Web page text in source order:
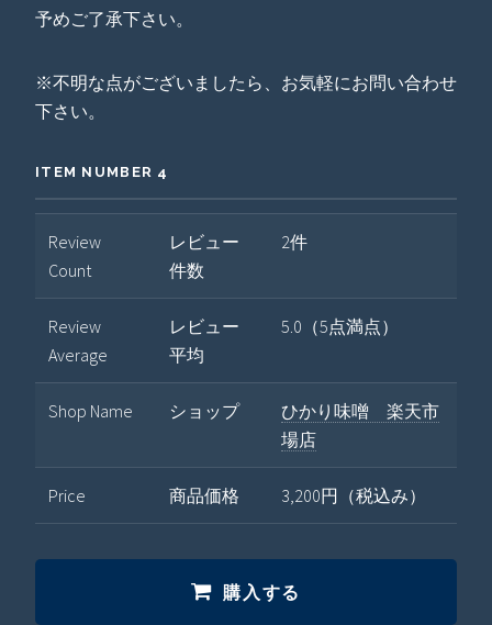
予めご了承下さい。
※不明な点がございましたら、お気軽にお問い合わせ
下さい。
ITEM NUMBER 4
Review
Count
レビュー
件数
2件
Review
Average
レビュー
平均
5.0（5点満点）
Shop Name ショップ
ひかり味噌 楽天市
場店
Price 商品価格 3,200円（税込み）
購入する